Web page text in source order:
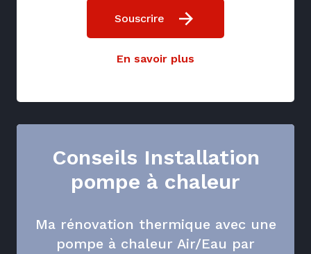
Souscrire
En savoir plus
Conseils Installation
pompe à chaleur
Ma rénovation thermique avec une
pompe à chaleur Air/Eau par